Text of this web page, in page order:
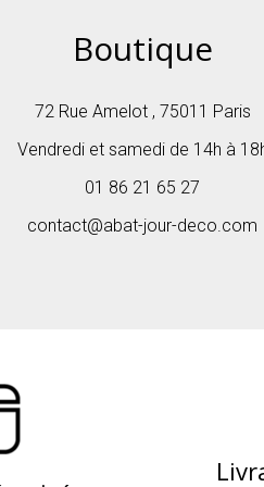
Si vous ne trouvez pas
Boutique
72 Rue Amelot , 75011 Paris
Vendredi et samedi de 14h à
01 86 21 65 27
contact@abat-jour-deco.com